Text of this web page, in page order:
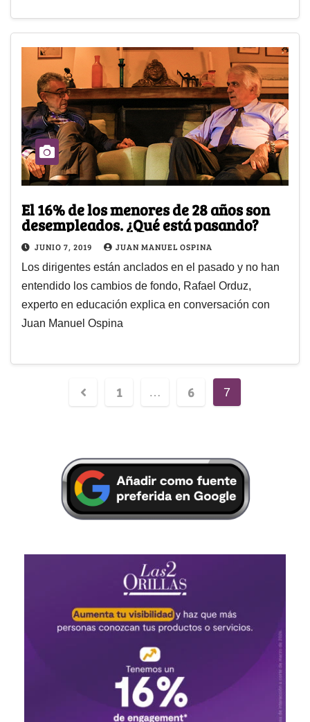
El 16% de los menores de 28 años son
desempleados. ¿Qué está pasando?
JUNIO 7, 2019 JUAN MANUEL OSPINA
Los dirigentes están anclados en el pasado y no han
entendido los cambios de fondo, Rafael Orduz,
experto en educación explica en conversación con
Juan Manuel Ospina
1 … 6 7